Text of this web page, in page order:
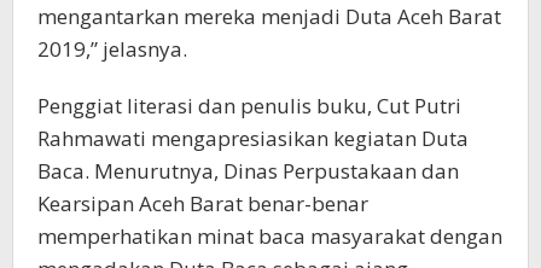
mengantarkan mereka menjadi Duta Aceh Barat
2019,” jelasnya.
Penggiat literasi dan penulis buku, Cut Putri
Rahmawati mengapresiasikan kegiatan Duta
Baca. Menurutnya, Dinas Perpustakaan dan
Kearsipan Aceh Barat benar-benar
memperhatikan minat baca masyarakat dengan